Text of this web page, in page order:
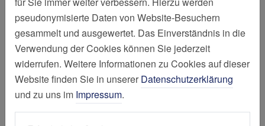
Krankenhäuser
Elisabeth-Krankenhaus, Essen (Huttrop)
Fachklinik Kamillushaus, Essen (Heidhausen)
Geriatrie-Zentrum Haus Berge, Essen (Bochold)
pseudonymisierte Daten von Website-Besuchern
gesammelt und ausgewertet. Das Einverständnis in die
Verwendung der Cookies können Sie jederzeit
widerrufen. Weitere Informationen zu Cookies auf dieser
Website finden Sie in unserer Datenschutzerklärung
und zu uns im Impressum.